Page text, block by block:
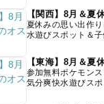
【関西】8月＆夏
夏休みの思い出作
水遊びスポット＆
【東海】8月＆夏
参加無料ポケモン
気分爽快水遊びスポ